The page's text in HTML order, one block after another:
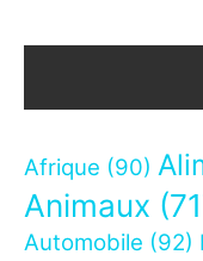
Afrique (90)
Animaux
Automobile (92)